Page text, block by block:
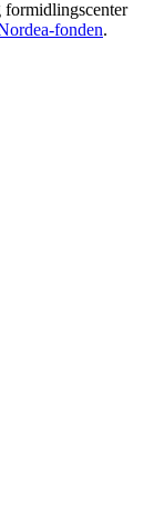
fonden.